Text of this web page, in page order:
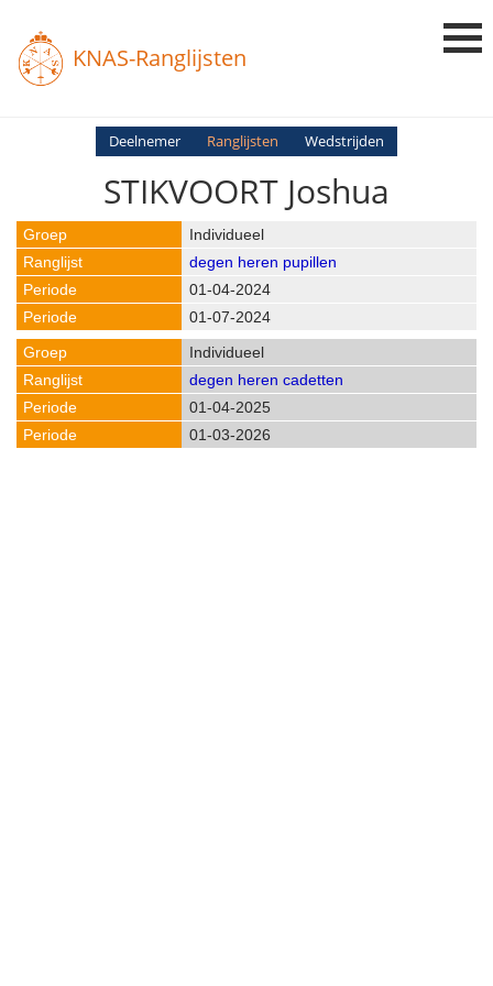
KNAS-Ranglijsten
Login
Deelnemer Ranglijsten Wedstrijden
STIKVOORT Joshua
Individueel
degen heren pupillen
01-04-2024
01-07-2024
Individueel
degen heren cadetten
01-04-2025
01-03-2026